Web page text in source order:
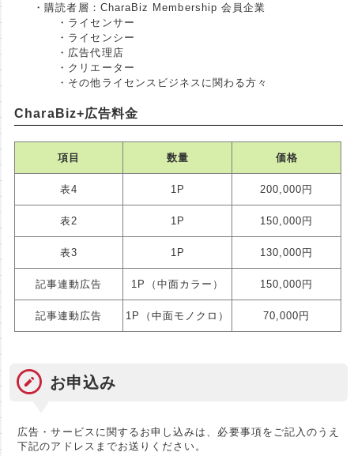
・購読者層：CharaBiz Membership 会員企業
・ライセンサー
・ライセンシー
・広告代理店
・クリエーター
・その他ライセンスビジネスに関わる方々
CharaBiz+広告料金
項目 数量 価格
表4 1P 200,000円
表2 1P 150,000円
表3 1P 130,000円
記事連動広告 1P（中面カラー） 150,000円
記事連動広告 1P（中面モノクロ） 70,000円
お申込み
広告・サービスに関するお申し込みは、必要事項をご記入のうえ
下記のアドレスまでお送りください。